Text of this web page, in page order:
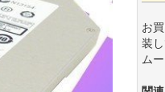
お
装
ム